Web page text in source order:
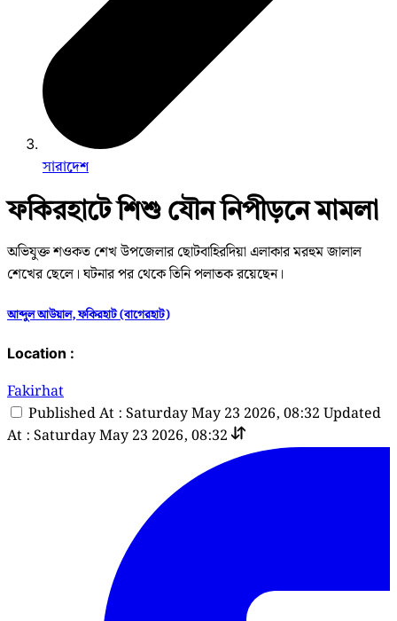
সারাদেশ
ফকিরহাটে শিশু যৌন নিপীড়নে মামলা
অভিযুক্ত শওকত শেখ উপজেলার ছোটবাহিরদিয়া এলাকার মরহুম জালাল
শেখের ছেলে। ঘটনার পর থেকে তিনি পলাতক রয়েছেন।
আব্দুল আউয়াল, ফকিরহাট (বাগেরহাট)
Location :
Fakirhat
Published At : Saturday May 23 2026, 08:32 Updated
At : Saturday May 23 2026, 08:32